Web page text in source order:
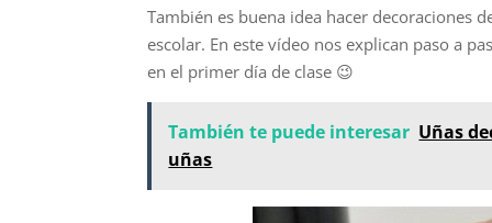
También es buena idea hacer decoraciones
escolar. En este vídeo nos explican paso a
en el primer día de clase 😉
También te puede interesar Uñas
uñas